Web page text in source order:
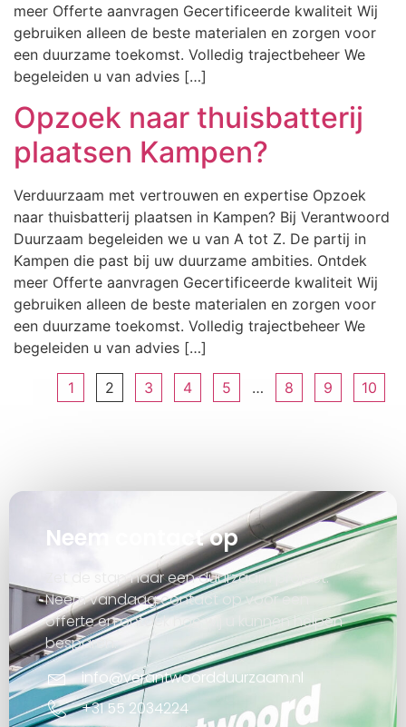
meer Offerte aanvragen Gecertificeerde kwaliteit Wij
gebruiken alleen de beste materialen en zorgen voor
een duurzame toekomst. Volledig trajectbeheer We
begeleiden u van advies […]
Opzoek naar thuisbatterij
plaatsen Kampen?
Verduurzaam met vertrouwen en expertise Opzoek
naar thuisbatterij plaatsen in Kampen? Bij Verantwoord
Duurzaam begeleiden we u van A tot Z. De partij in
Kampen die past bij uw duurzame ambities. Ontdek
meer Offerte aanvragen Gecertificeerde kwaliteit Wij
gebruiken alleen de beste materialen en zorgen voor
een duurzame toekomst. Volledig trajectbeheer We
begeleiden u van advies […]
1 2 3 4 5 … 8 9 10
Neem contact op
Zet de stap naar een duurzaam project.
Neem vandaag contact op voor een
offerte en ontdek hoe wij u kunnen helpen
besparen.
info@verantwoordduurzaam.nl
+31 55 2034224